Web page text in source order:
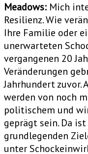
Meadows: Mich
Resilienz. Wie
Ihre Familie oder
unerwarteten
vergangenen 20
Veränderungen
Jahrhundert zuvor.
werden von noch
politischem und
geprägt sein. Da
grundlegenden
unter